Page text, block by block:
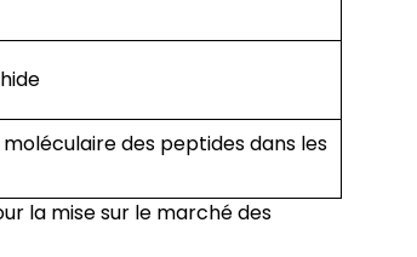
des peptides dans les
la mise sur le marché des